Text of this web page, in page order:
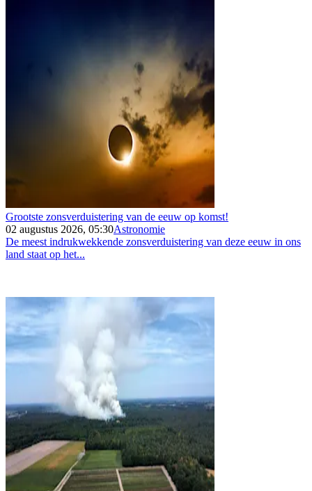
Grootste zonsverduistering van de eeuw op komst!
02 augustus 2026, 05:30Astronomie
De meest indrukwekkende zonsverduistering van deze eeuw in ons
land staat op het...